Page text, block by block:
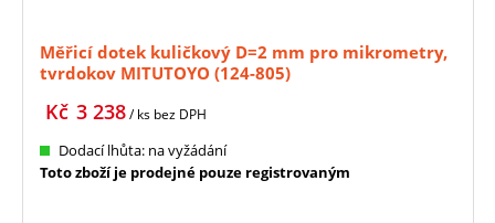
Měřicí dotek kuličkový D=2 mm pro mikrometry,
tvrdokov MITUTOYO (124-805)
3 238
Kč / ks bez DPH
Dodací lhůta: na vyžádání
Toto zboží je prodejné pouze registrovaným